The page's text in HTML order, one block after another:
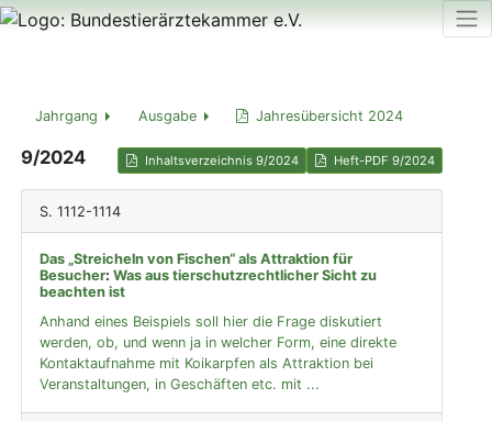
Jahrgang Ausgabe Jahresübersicht 2024
9/2024 Heft-PDF 9/2024
Inhaltsverzeichnis 9/2024
S. 1112-1114
Das „Streicheln von Fischen“ als Attraktion für
Besucher:Was aus tierschutzrechtlicher Sicht zu
beachten ist
Anhand eines Beispiels soll hier die Frage diskutiert
werden, ob, und wenn ja in welcher Form, eine direkte
Kontaktaufnahme mit Koikarpfen als Attraktion bei
Veranstaltungen, in Geschäften etc. mit ...